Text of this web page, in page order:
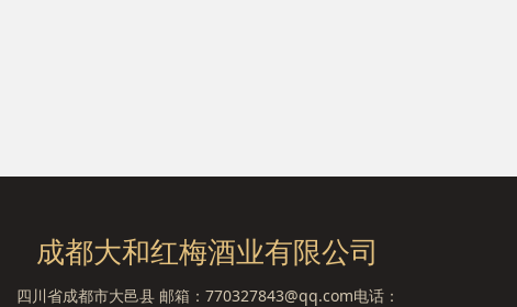
成都大和红梅酒业有限公司
四川省成都市大邑县 邮箱：770327843@qq.com电话：